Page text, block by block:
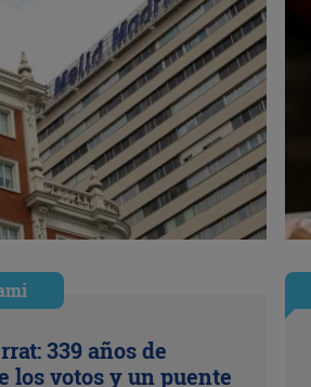
339 años de
los votos y un puente